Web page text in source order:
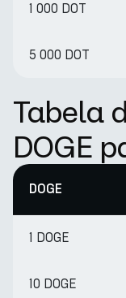
1 000 DOT
5 000 DOT
Tabela
DOGE
DOGE
1 DOGE
10 DOGE